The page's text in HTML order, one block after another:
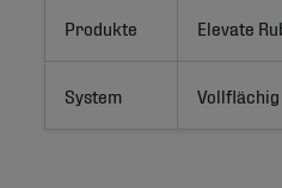
Produkte Elevate
System